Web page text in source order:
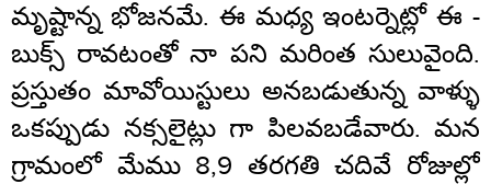
మృష్టాన్న భోజనమే. ఈ మధ్య ఇంటర్నెట్లో ఈ -
బుక్స్ రావటంతో నా పని మరింత సులువైంది.
ప్రస్తుతం మావోయిస్టులు అనబడుతున్న వాళ్ళు
ఒకప్పుడు నక్సలైట్లు గా పిలవబడేవారు. మన
గ్రామంలో మేము 8,9 తరగతి చదివే రోజుల్లో